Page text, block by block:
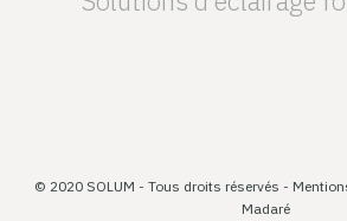
© 2020 SOLUM - Tous droits réservés -
Madaré